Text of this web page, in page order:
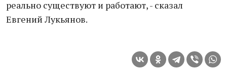
реально существуют и работают, - сказал
Евгений Лукьянов.